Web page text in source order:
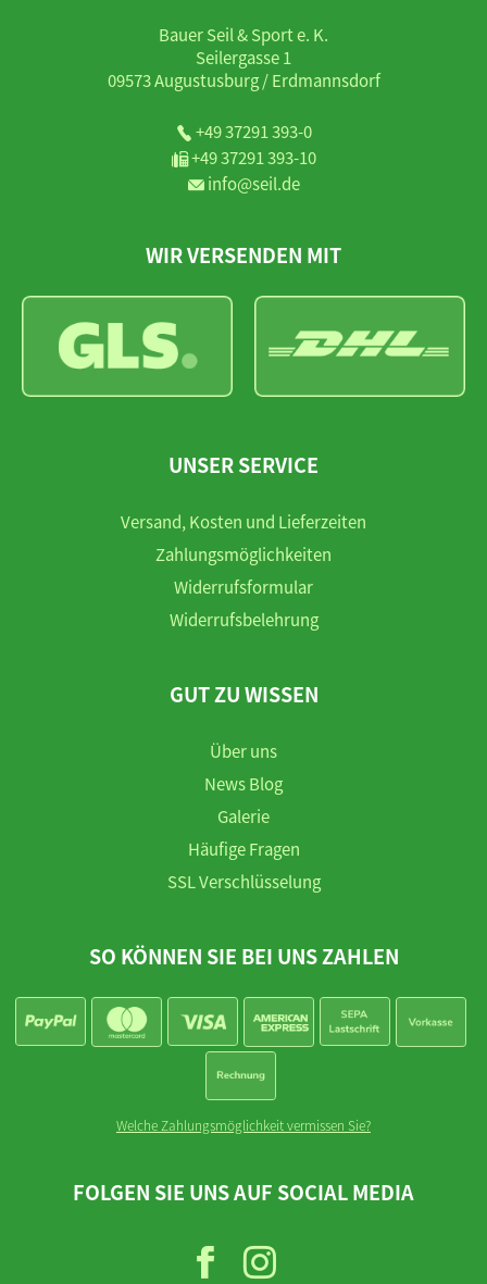
Bauer Seil & Sport e. K.
Seilergasse 1
09573 Augustusburg / Erdmannsdorf
+49 37291 393-0
+49 37291 393-10
info@seil.de
WIR VERSENDEN MIT
UNSER SERVICE
Versand, Kosten und Lieferzeiten
Zahlungsmöglichkeiten
Widerrufsformular
Widerrufsbelehrung
GUT ZU WISSEN
Über uns
News Blog
Galerie
Häufige Fragen
SSL Verschlüsselung
SO KÖNNEN SIE BEI UNS ZAHLEN
Welche Zahlungsmöglichkeit vermissen Sie?
FOLGEN SIE UNS AUF SOCIAL MEDIA